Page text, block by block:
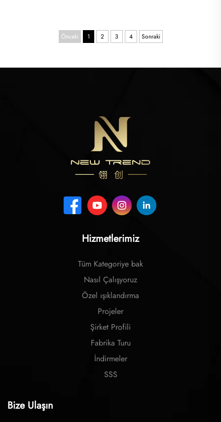
Önceki 1 2 3 4 Sonraki
Hizmetlerimiz
Tüm Kategoriye bak
Nasıl Çalışyoruz
Özel ışıklandırma
Projeler
Şirket Profili
Fabrika Turu
İndirmeler
SSS
Bize Ulaşın